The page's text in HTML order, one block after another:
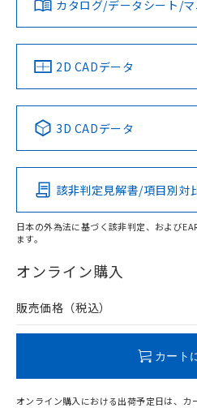
ソフトウェアの使用条件
対応済み
中国 RoHS 注意事項・凡例
Pb Hg
O
在庫等で未対応品が混在する可
問い合わせください。
カタログ/データシート/
2D CADデータ
3D CADデータ
該非判定見解書/項目別対
日本の外為法に基づく該非判定、および
ます。
オンライン購入
販売価格（税込）
カート
オンライン購入における出荷予定日は、